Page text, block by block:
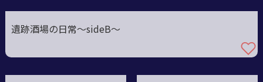
遺跡酒場の日常〜sideB〜